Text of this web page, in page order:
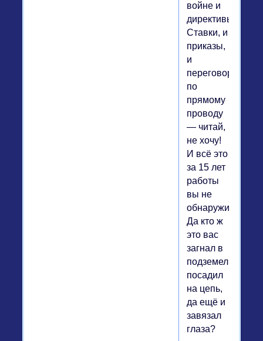
войне и
директивы
Ставки, и
приказы,
и
переговоры
по
прямому
проводу
— читай,
не хочу!
И всё это
за 15 лет
работы
вы не
обнаружили?
Да кто ж
это вас
загнал в
подземелье,
посадил
на цепь,
да ещё и
завязал
глаза?